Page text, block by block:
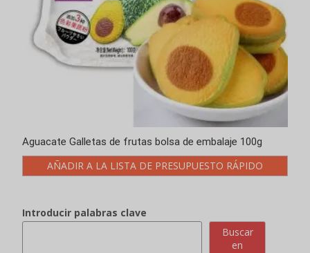
Aguacate Galletas de frutas bolsa de embalaje 100g
AÑADIR A LA LISTA DE PRESUPUESTO RÁPIDO
Introducir palabras clave
Buscar
en